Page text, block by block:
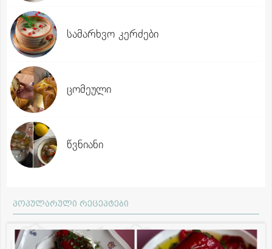
სამარხვო კერძები
ცომეული
წვნიანი
პოპულარული რეცეპტები